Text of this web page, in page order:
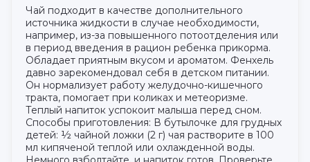
Чай подходит в качестве дополнительного
источника жидкости в случае необходимости,
например, из-за повышенного потоотделения или
в период введения в рацион ребенка прикорма.
Обладает приятным вкусом и ароматом. Фенхель
давно зарекомендовал себя в детском питании.
Он нормализует работу желудочно-кишечного
тракта, помогает при коликах и метеоризме.
Теплый напиток успокоит малыша перед сном.
Способы приготовления: В бутылочке для грудных
детей: ½ чайной ложки (2 г) чая растворите в 100
мл кипяченой теплой или охлажденной воды.